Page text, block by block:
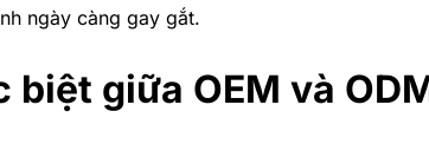
ngày càng gay gắt.
giữa OEM và